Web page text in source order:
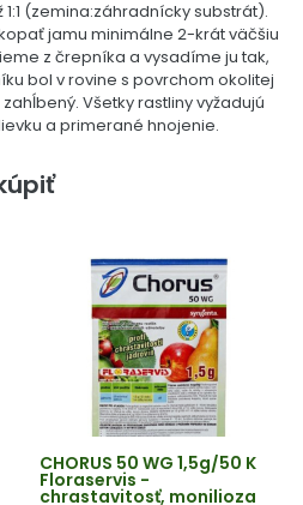
(zemina:záhradnícky substrát).
jamu minimálne 2-krát väčšiu
z črepníka a vysadíme ju tak,
bol v rovine s povrchom okolitej
Všetky rastliny vyžadujú
a primerané hnojenie.
CHORUS 50 WG 1,5g/50 K
Floraservis -
chrastavitosť, monilioza